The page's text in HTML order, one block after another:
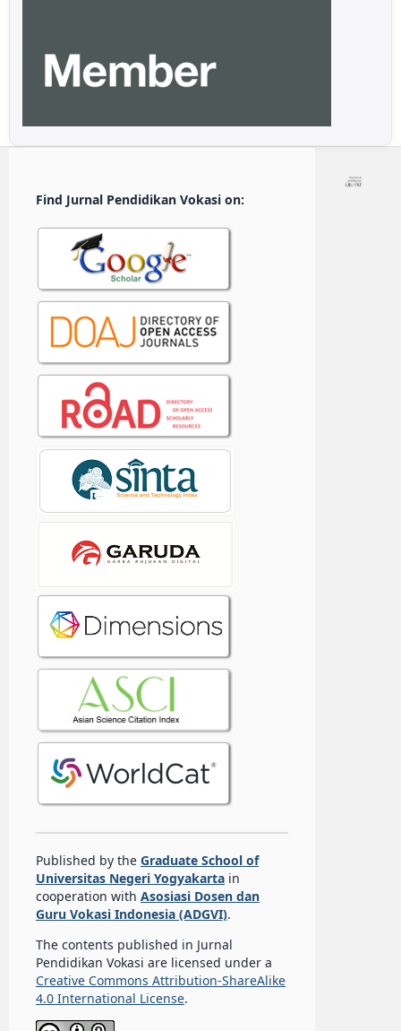
Find Jurnal Pendidikan Vokasi on:
Published by the Graduate School of
Universitas Negeri Yogyakartain
cooperation with Asosiasi Dosen dan
Guru Vokasi Indonesia (ADGVI).
The contents published in Jurnal
Pendidikan Vokasi are licensed under a
Creative Commons Attribution-ShareAlike
4.0 International License.